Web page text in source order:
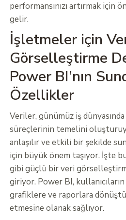
performansınızı artırmak için
gelir.
İşletmeler için
Görselleştirme
Power BI’nın
Özellikler
Veriler, günümüz iş
süreçlerinin temelini
anlaşılır ve etkili bir şekilde
için büyük önem taşıyor. İşte
gibi güçlü bir veri
giriyor. Power BI,
grafiklere ve raporlara
etmesine olanak sağlıyor.